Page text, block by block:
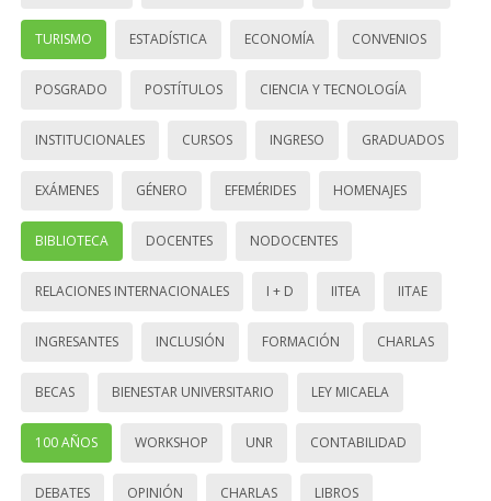
TURISMO ESTADÍSTICA ECONOMÍA CONVENIOS
POSGRADO POSTÍTULOS CIENCIA Y TECNOLOGÍA
INSTITUCIONALES CURSOS INGRESO GRADUADOS
EXÁMENES GÉNERO EFEMÉRIDES HOMENAJES
BIBLIOTECA DOCENTES NODOCENTES
RELACIONES INTERNACIONALES I + D IITEA IITAE
INGRESANTES INCLUSIÓN FORMACIÓN CHARLAS
BECAS BIENESTAR UNIVERSITARIO LEY MICAELA
100 AÑOS WORKSHOP UNR CONTABILIDAD
DEBATES OPINIÓN CHARLAS LIBROS